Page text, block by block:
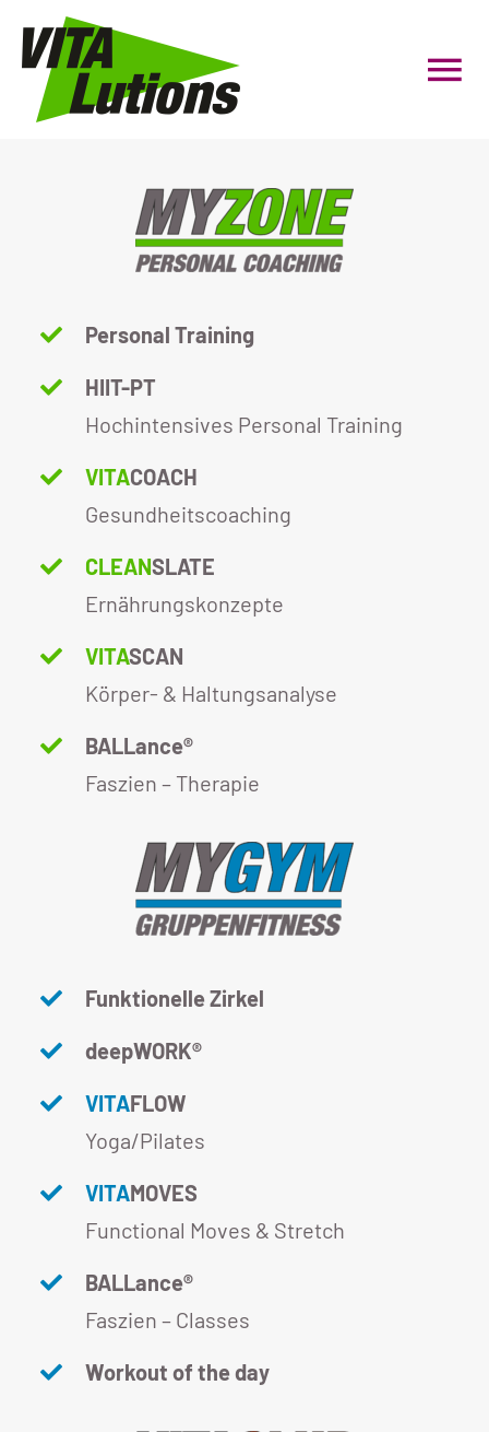
Inhalt
springen
Personal Coaching
Firmenfitness
KONTAKT AUFNEHMEN
Personal Training
HIIT-PT
Hochintensives Personal Training
VITACOACH
Gesundheitscoaching
CLEANSLATE
Ernährungskonzepte
VITASCAN
Körper- & Haltungsanalyse
BALLance®
Faszien – Therapie
Funktionelle Zirkel
deepWORK®
VITAFLOW
Yoga/Pilates
VITAMOVES
Functional Moves & Stretch
BALLance®
Faszien – Classes
Workout of the day